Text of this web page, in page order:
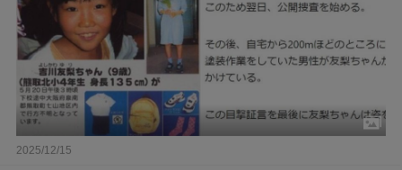
2025/12/15